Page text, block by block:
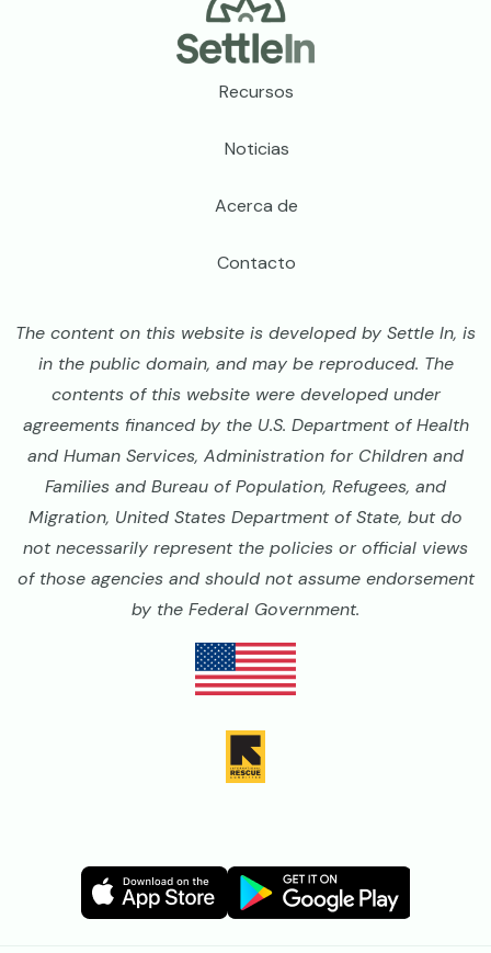
Recursos
Noticias
Acerca de
Contacto
The content on this website is developed by Settle In, is
in the public domain, and may be reproduced. The
contents of this website were developed under
agreements financed by the U.S. Department of Health
and Human Services, Administration for Children and
Families and Bureau of Population, Refugees, and
Migration, United States Department of State, but do
not necessarily represent the policies or official views
of those agencies and should not assume endorsement
by the Federal Government.
Image Image